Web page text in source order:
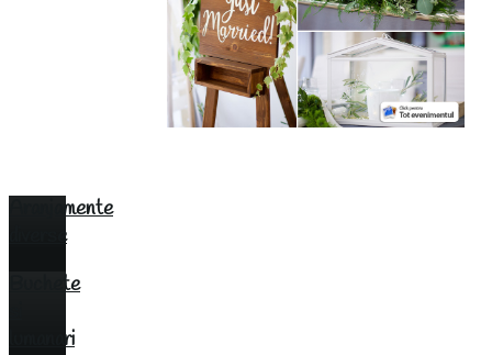
Aranjamente
diverse
Buchete
lumanari